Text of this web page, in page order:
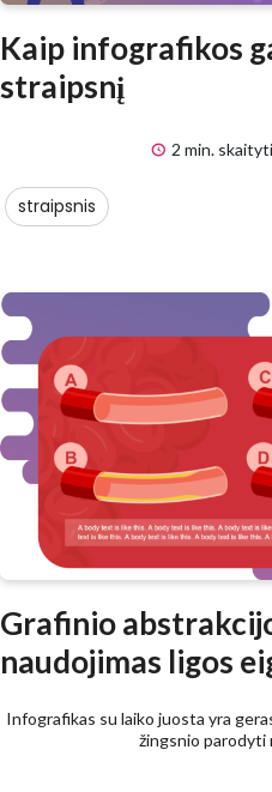
Kaip infografikos
straipsnį
2 min. skaityti
straipsnis
Grafinio
naudojimas ligos
Infografikas su laiko juosta yra
žingsnio parodyti